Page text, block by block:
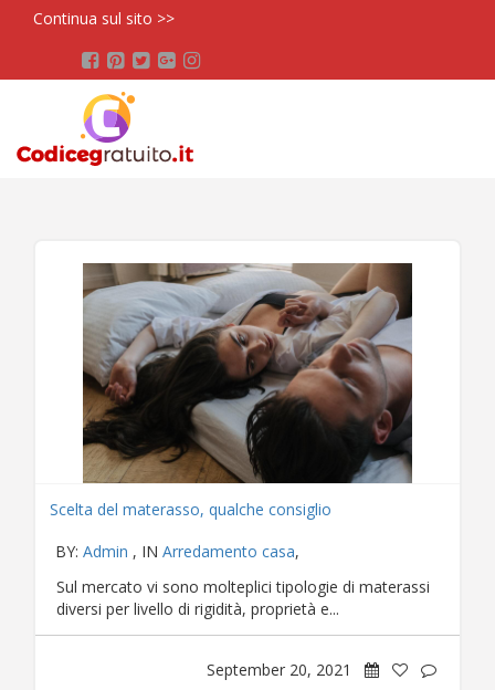
Continua sul sito >>
Scelta del materasso, qualche consiglio
BY: Admin , IN Arredamento casa,
Sul mercato vi sono molteplici tipologie di materassi
diversi per livello di rigidità, proprietà e...
September 20, 2021